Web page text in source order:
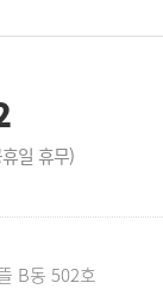
일 휴무)
B동 502호